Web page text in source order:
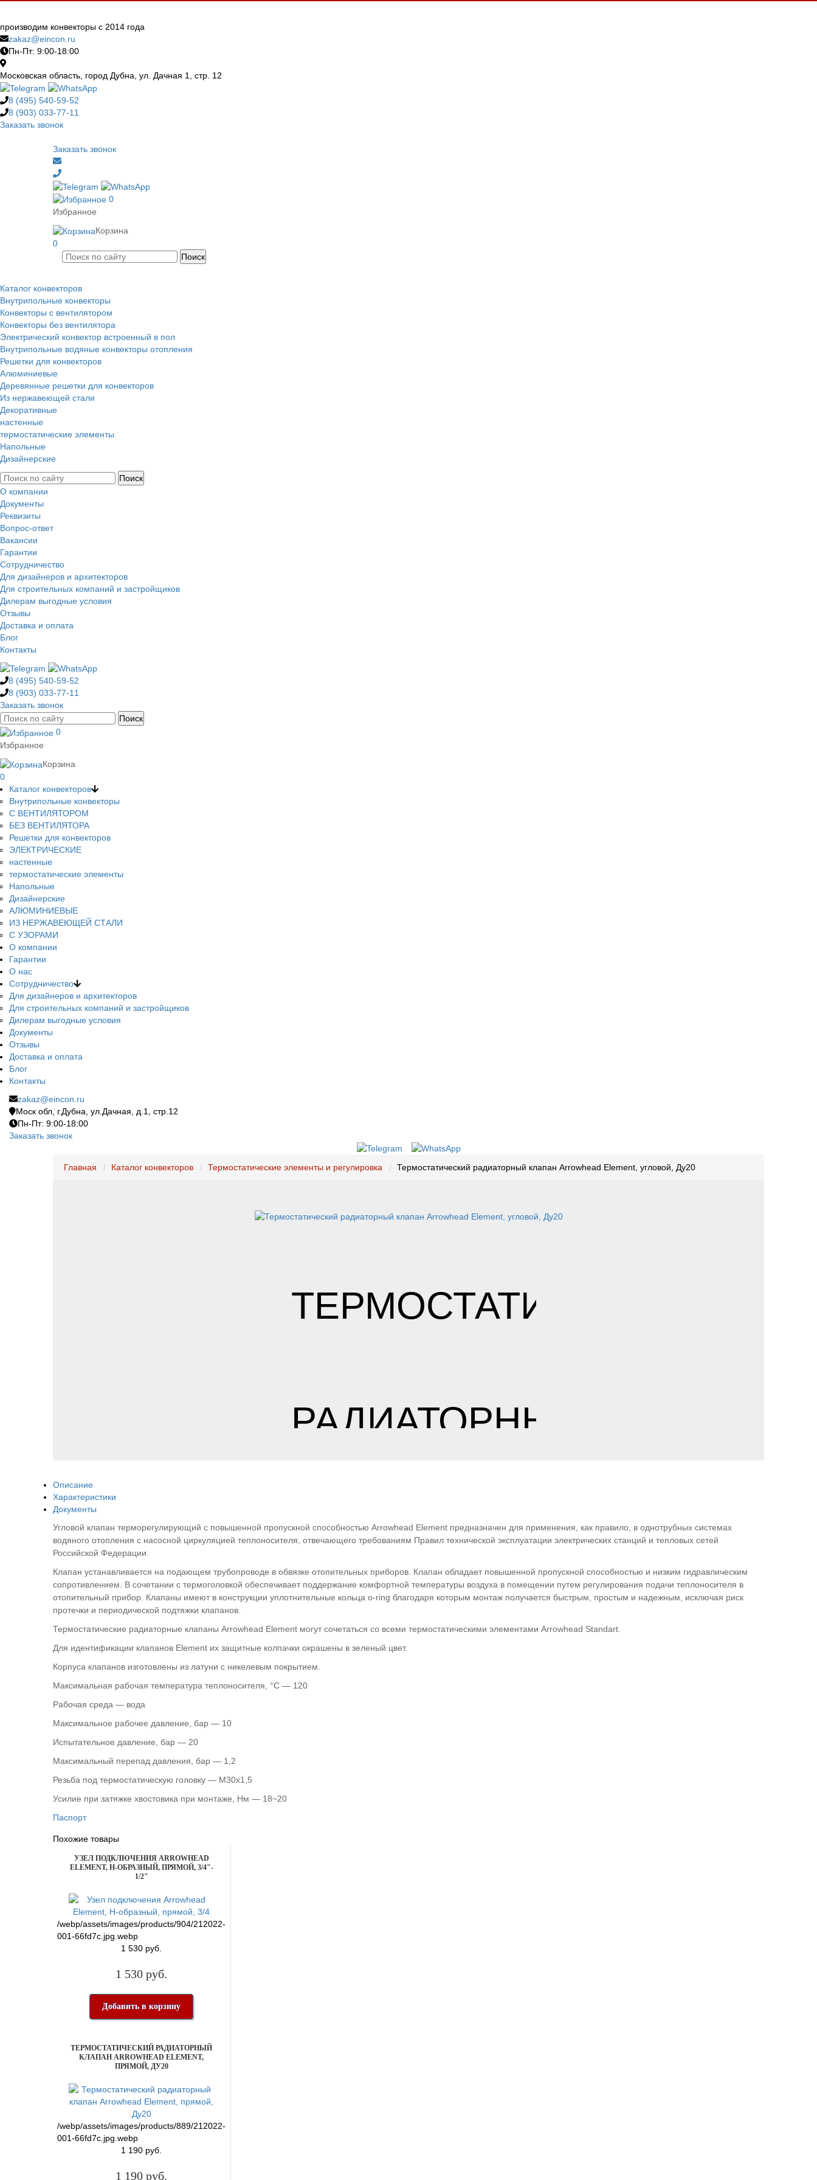
производим конвекторы с 2014 года
zakaz@eincon.ru
Пн-Пт: 9:00-18:00
Московская область, город Дубна, ул. Дачная 1, стр. 12
8 (495) 540-59-52
8 (903) 033-77-11
Заказать звонок
Заказать звонок
0
Избранное
0
Корзина
Каталог конвекторов
Внутрипольные конвекторы
Конвекторы с вентилятором
Конвекторы без вентилятора
Электрический конвектор вcтроенный в пол
Внутрипольные водяные конвекторы отопления
Решетки для конвекторов
Алюминиевые
Деревянные решетки для конвекторов
Из нержавеющей стали
Декоративные
настенные
термостатические элементы
Напольные
Дизайнерские
О компании
Документы
Реквизиты
Вопрос-ответ
Вакансии
Гарантии
Сотрудничество
Для дизайнеров и архитекторов
Для строительных компаний и застройщиков
Дилерам выгодные условия
Отзывы
Доставка и оплата
Блог
Контакты
8 (495) 540-59-52
8 (903) 033-77-11
Заказать звонок
0
Избранное
0
Корзина
Каталог конвекторов
Внутрипольные конвекторы
С ВЕНТИЛЯТОРОМ
БЕЗ ВЕНТИЛЯТОРА
Решетки для конвекторов
ЭЛЕКТРИЧЕСКИЕ
настенные
термостатические элементы
Напольные
Дизайнерские
АЛЮМИНИЕВЫЕ
ИЗ НЕРЖАВЕЮЩЕЙ СТАЛИ
С УЗОРАМИ
О компании
Гарантии
О нас
Сотрудничество
Для дизайнеров и архитекторов
Для строительных компаний и застройщиков
Дилерам выгодные условия
Документы
Отзывы
Доставка и оплата
Блог
Контакты
zakaz@eincon.ru
Моск обл, г.Дубна, ул.Дачная, д.1, стр.12
Пн-Пт: 9:00-18:00
Заказать звонок
Главная Каталог конвекторов Термостатические элементы и регулировка Термостатический радиаторный клапан Arrowhead Element, угловой, Ду20
ТЕРМОСТАТИЧЕСКИЙ
РАДИАТОРНЫЙ
КЛАПАН
ARROWHEAD
Описание
Характеристики
Документы
Угловой клапан терморегулирующий с повышенной пропускной способностью Arrowhead Element предназначен для применения, как правило, в однотрубных системах
водяного отопления с насосной циркуляцией теплоносителя, отвечающего требованиям Правил технической эксплуатации электрических станций и тепловых сетей
Российской Федерации.
Клапан устанавливается на подающем трубопроводе в обвязке отопительных приборов. Клапан обладает повышенной пропускной способностью и низким гидравлическим
сопротивлением. В сочетании с термоголовкой обеспечивает поддержание комфортной температуры воздуха в помещении путем регулирования подачи теплоносителя в
отопительный прибор. Клапаны имеют в конструкции уплотнительные кольца o-ring благодаря которым монтаж получается быстрым, простым и надежным, исключая риск
протечки и периодической подтяжки клапанов.
Термостатические радиаторные клапаны Arrowhead Element могут сочетаться со всеми термостатическими элементами Arrowhead Standart.
Для идентификации клапанов Element их защитные колпачки окрашены в зеленый цвет.
Корпуса клапанов изготовлены из латуни с никелевым покрытием.
Максимальная рабочая температура теплоносителя, °C — 120
Рабочая среда — вода
Максимальное рабочее давление, бар — 10
Испытательное давление, бар — 20
Максимальный перепад давления, бар — 1,2
Резьба под термостатическую головку — M30x1,5
Усилие при затяжке хвостовика при монтаже, Нм — 18~20
Паспорт
Похожие товары
УЗЕЛ ПОДКЛЮЧЕНИЯ ARROWHEAD
ELEMENT, H-ОБРАЗНЫЙ, ПРЯМОЙ, 3/4"-
1/2"
/webp/assets/images/products/904/212022-
001-66fd7c.jpg.webp
1 530 руб.
1 530 руб.
Добавить в корзину
ТЕРМОСТАТИЧЕСКИЙ РАДИАТОРНЫЙ
КЛАПАН ARROWHEAD ELEMENT,
ПРЯМОЙ, ДУ20
/webp/assets/images/products/889/212022-
001-66fd7c.jpg.webp
1 190 руб.
1 190 руб.